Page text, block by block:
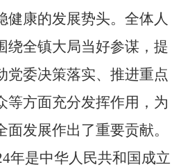
健康的发展势头。全体人
绕全镇大局当好参谋，提
党委决策落实、推进重点
等方面充分发挥作用，为
发展作出了重要贡献。
年是中华人民共和国成立